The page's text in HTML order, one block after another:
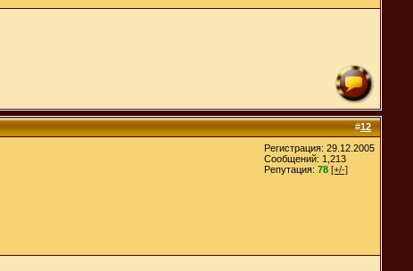
#12
Регистрация: 29.12.2005
Сообщений: 1,213
Репутация: 78 [+/-]